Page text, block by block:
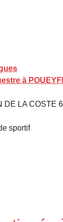
à
DE LA COSTE
sportif